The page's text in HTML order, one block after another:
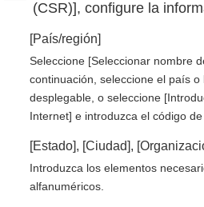
(CSR)], configure la
[País/región]
Seleccione [Seleccionar nombre
continuación, seleccione el país
desplegable, o seleccione
Internet] e introduzca el código de
[Estado], [Ciudad],
Introduzca los elementos
alfanuméricos.